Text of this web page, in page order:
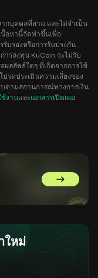
กบุคคลที่สาม และไม่จำเป็น
อหานี้จัดทำขึ้นเพื่อ
บรองหรือการรับประกัน
ารลงทุน KuCoin จะไม่รับ
ลลัพธ์ใดๆ ที่เกิดจากการใช้
รดประเมินความเสี่ยงของ
ามสถานการณ์ทางการเงิน
งานและเอกสารเปิดเผย
ไปที่
ใหม่